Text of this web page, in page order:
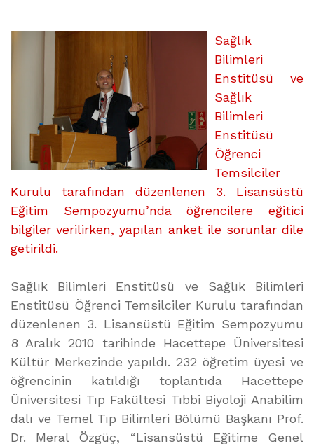
SEMPOZYUMU
GERÇEKLEŞTİRİLDİ
Sağlık
Bilimleri
Enstitüsü ve
Sağlık
Bilimleri
Enstitüsü
Öğrenci
Temsilciler
Kurulu tarafından düzenlenen 3. Lisansüstü
Eğitim Sempozyumu’nda öğrencilere eğitici
bilgiler verilirken, yapılan anket ile sorunlar dile
getirildi.
Sağlık Bilimleri Enstitüsü ve Sağlık Bilimleri
Enstitüsü Öğrenci Temsilciler Kurulu tarafından
düzenlenen 3. Lisansüstü Eğitim Sempozyumu
8 Aralık 2010 tarihinde Hacettepe Üniversitesi
Kültür Merkezinde yapıldı. 232 öğretim üyesi ve
öğrencinin katıldığı toplantıda Hacettepe
Üniversitesi Tıp Fakültesi Tıbbi Biyoloji Anabilim
dalı ve Temel Tıp Bilimleri Bölümü Başkanı Prof.
Dr. Meral Özgüç, “Lisansüstü Eğitime Genel